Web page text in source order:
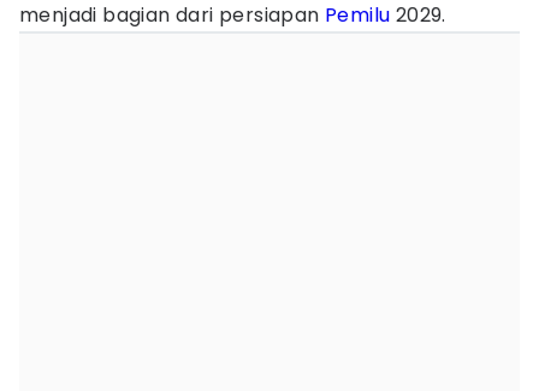
menjadi bagian dari persiapan Pemilu 2029.